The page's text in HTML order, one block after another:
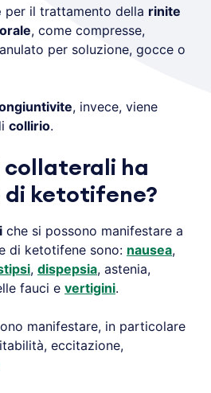
per il trattamento della rinite
, come compresse,
per soluzione, gocce o
, invece, viene
collirio.
ha
di ketotifene?
che si possono manifestare a
di ketotifene sono: nausea,
, dispepsia, astenia,
fauci e vertigini.
manifestare, in particolare
eccitazione,